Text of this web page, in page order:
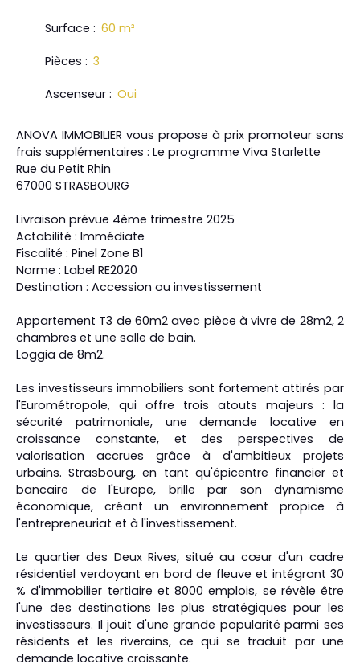
Surface : 60 m²
Pièces : 3
Ascenseur : Oui
ANOVA IMMOBILIER vous propose à prix promoteur sans
frais supplémentaires : Le programme Viva Starlette
Rue du Petit Rhin
67000 STRASBOURG
Livraison prévue 4ème trimestre 2025
Actabilité : Immédiate
Fiscalité : Pinel Zone B1
Norme : Label RE2020
Destination : Accession ou investissement
Appartement T3 de 60m2 avec pièce à vivre de 28m2, 2
chambres et une salle de bain.
Loggia de 8m2.
Les investisseurs immobiliers sont fortement attirés par
l'Eurométropole, qui offre trois atouts majeurs : la
sécurité patrimoniale, une demande locative en
croissance constante, et des perspectives de
valorisation accrues grâce à d'ambitieux projets
urbains. Strasbourg, en tant qu'épicentre financier et
bancaire de l'Europe, brille par son dynamisme
économique, créant un environnement propice à
l'entrepreneuriat et à l'investissement.
Le quartier des Deux Rives, situé au cœur d'un cadre
résidentiel verdoyant en bord de fleuve et intégrant 30
% d'immobilier tertiaire et 8000 emplois, se révèle être
l'une des destinations les plus stratégiques pour les
investisseurs. Il jouit d'une grande popularité parmi ses
résidents et les riverains, ce qui se traduit par une
demande locative croissante.